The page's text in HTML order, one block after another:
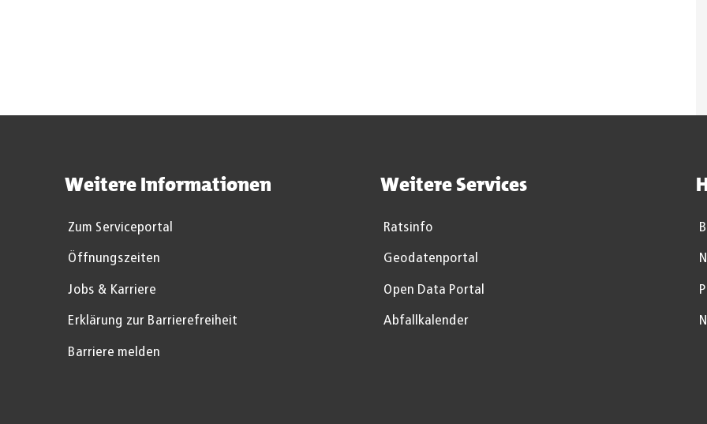
Weitere Informationen
Zum Serviceportal
Öffnungszeiten
Jobs & Karriere
Erklärung zur Barrierefreiheit
Barriere melden
Weitere Services
Ratsinfo
Geodatenportal
Open Data Portal
Abfallkalender